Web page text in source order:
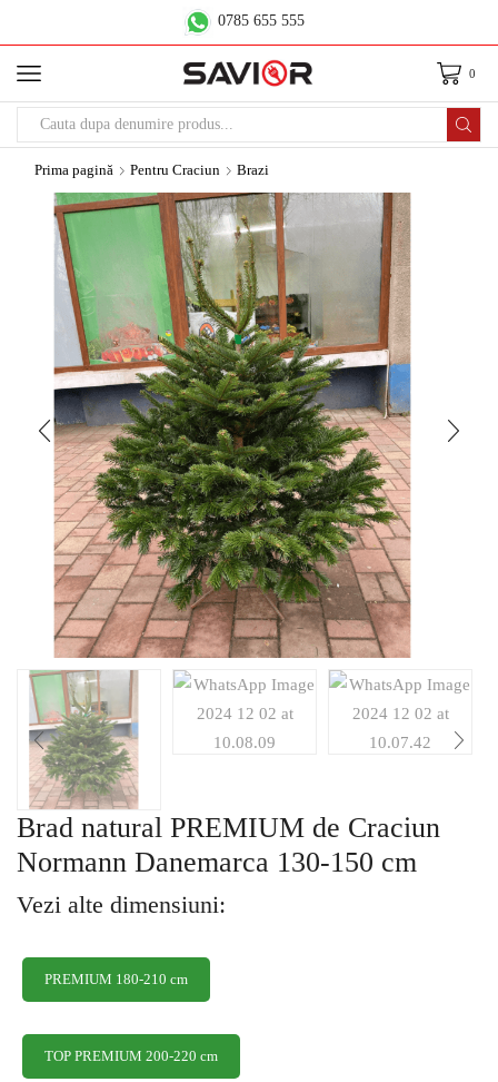
0785 655 555
0
Prima pagină Pentru Craciun Brazi
Brad natural PREMIUM de Craciun
Normann Danemarca 130-150 cm
Vezi alte dimensiuni:
PREMIUM 180-210 cm
TOP PREMIUM 200-220 cm